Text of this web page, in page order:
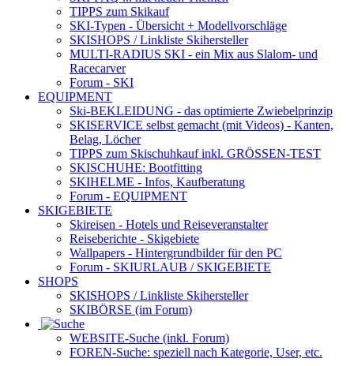
TIPPS zum Skikauf
SKI-Typen - Übersicht + Modellvorschläge
SKISHOPS / Linkliste Skihersteller
MULTI-RADIUS SKI - ein Mix aus Slalom- und
Racecarver
Forum - SKI
EQUIPMENT
Ski-BEKLEIDUNG - das optimierte Zwiebelprinzip
SKISERVICE selbst gemacht (mit Videos) - Kanten,
Belag, Löcher
TIPPS zum Skischuhkaufinkl. GRÖSSEN-TEST
SKISCHUHE: Bootfitting
SKIHELME - Infos, Kaufberatung
Forum - EQUIPMENT
SKIGEBIETE
Skireisen - Hotels und Reiseveranstalter
Reiseberichte - Skigebiete
Wallpapers - Hintergrundbilder für den PC
Forum - SKIURLAUB / SKIGEBIETE
SHOPS
SKISHOPS / Linkliste Skihersteller
SKIBÖRSE (im Forum)
WEBSITE-Suche (inkl. Forum)
FOREN-Suche: speziell nach Kategorie, User, etc.